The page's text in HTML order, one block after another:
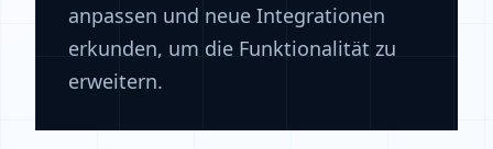
anpassen und neue Integrationen
erkunden, um die Funktionalität zu
erweitern.